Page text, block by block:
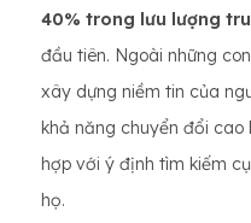
40% trong lưu lượng
đầu tiên. Ngoài những
xây dựng niềm tin của
khả năng chuyển đổi cao
hợp với ý định tìm kiếm
họ.